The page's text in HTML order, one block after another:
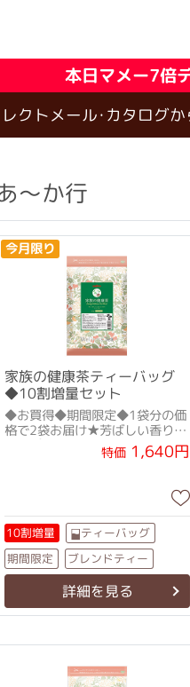
本日マメー7倍
クトメール･カタログ
〜か行
今月限り
家族の健康茶ティーバッグ
◆10割増量セット
◆お買得◆期間限定◆1袋分の価
格で2袋お届け★芳ばしい香り、
さっぱりとした味特価 1,640円
10割増量 ティーバッグ
期間限定 ブレンドティー
詳細を見る